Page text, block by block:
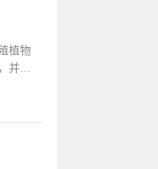
植物
并且